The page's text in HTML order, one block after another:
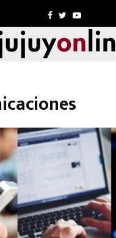
Facebook
TwitterYoutube